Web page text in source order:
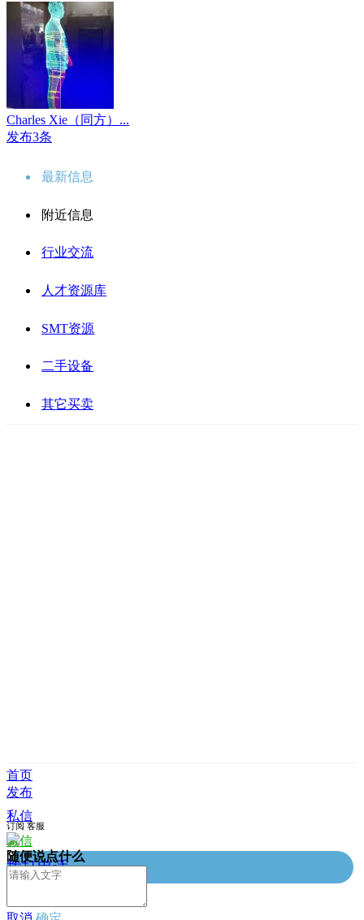
Charles Xie（同方）...
发布3条
最新信息
附近信息
行业交流
人才资源库
SMT资源
二手设备
其它买卖
首页
发布
私信
微信
拨打电话
订阅 客服
随便说点什么